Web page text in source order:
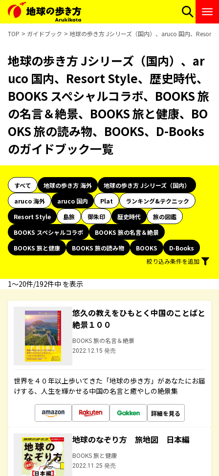
TOP ガイドブック 地球の歩き方 Jシリーズ（国内）、aruco 国内、Resort
地球の歩き方 Jシリーズ（国内）、ar
uco 国内、Resort Style、歴史時代、
BOOKS スペシャルコラボ、BOOKS 旅
の名言＆絶景、BOOKS 旅と健康、BO
OKS 旅の読み物、BOOKS、D-Books
のガイドブック一覧
すべて 地球の歩き方 海外
地球の歩き方 Jシリーズ（国内）
aruco 海外
aruco 国内 Plat
ランキング&テクニック
Resort Style
島旅 御朱印 歴史時代
旅の図鑑
BOOKS スペシャルコラボ
BOOKS 旅の名言＆絶景
BOOKS 旅と健康
BOOKS 旅の読み物 BOOKS
D-Books
絞り込み条件を追加
1〜20件/192件中 を表示
悠久の教えをひもとく中国のことばと
絶景１００
BOOKS 旅の名言＆絶景
2022.12.15 発売
世界を４０年以上歩いてきた「地球の歩き方」があなたにお届
けする、人生を輝かせる中国の名言と癒やしの絶景集
詳細を見る
地球のなぞり方 旅地図 日本編
BOOKS 旅と健康
2022.11.25 発売